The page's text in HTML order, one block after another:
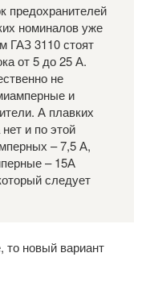
предохранителей
номиналов уже
ГАЗ 3110 стоят
от 5 до 25 А.
не
и
А плавких
и по этой
– 7,5 А,
– 15А
следует
то новый вариант